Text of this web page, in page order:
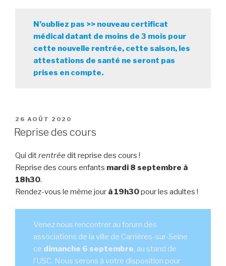
N’oubliez pas >> nouveau certificat
médical datant de moins de 3 mois pour
cette nouvelle rentrée, cette saison, les
attestations de santé ne seront pas
prises en compte.
PUBLIÉ
LE
26 AOÛT 2020
Reprise des cours
Qui ditrentrée dit reprise des cours !
Reprise des cours enfants mardi 8 septembre à
18h30.
Rendez-vous le même jour à 19h30pour les adultes !
Venez nous rencontrer au forum des
associations de la ville de Carrières-sur-Seine
ce dimanche 6 septembre, au stand de
l’USC. Nous serons à votre disposition pour